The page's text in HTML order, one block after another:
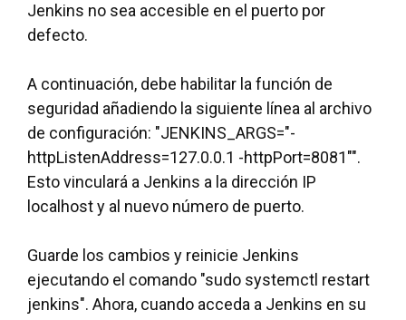
Jenkins no sea accesible en el puerto por
defecto.
A continuación, debe habilitar la función de
seguridad añadiendo la siguiente línea al archivo
de configuración: "JENKINS_ARGS="-
httpListenAddress=127.0.0.1 -httpPort=8081″".
Esto vinculará a Jenkins a la dirección IP
localhost y al nuevo número de puerto.
Guarde los cambios y reinicie Jenkins
ejecutando el comando "sudo systemctl restart
jenkins". Ahora, cuando acceda a Jenkins en su